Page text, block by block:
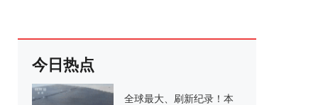
今日热点
全球最大、刷新纪录！本